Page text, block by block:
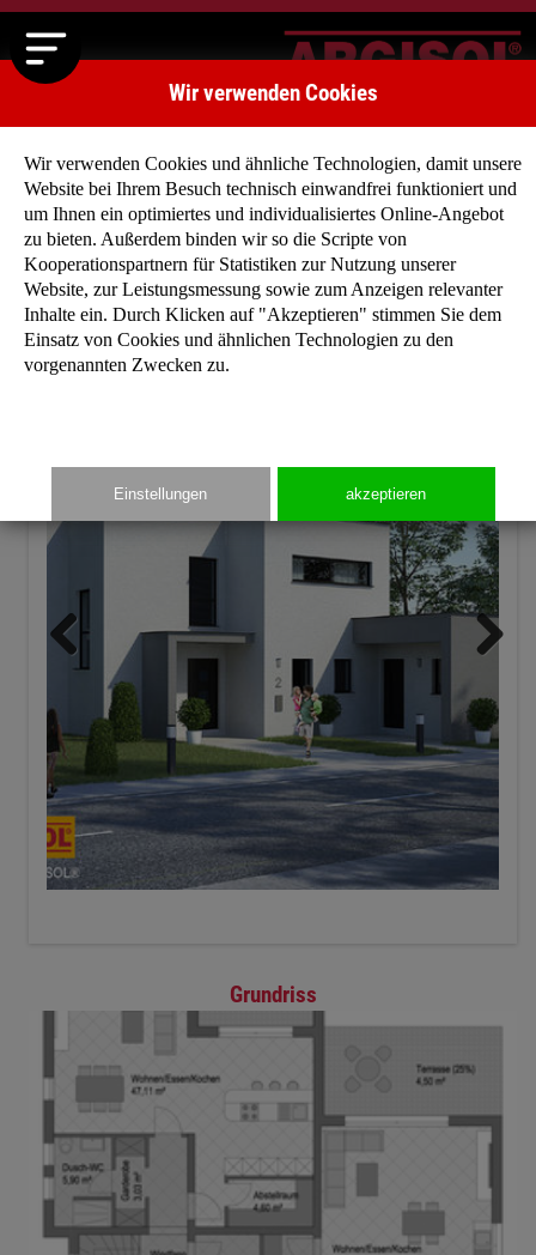
Startseite » Typenhäuser »Typenhaus Berlin
Zurück
Grundriss
Wir verwenden Cookies
Wir verwenden Cookies und ähnliche Technologien, damit unsere
Website bei Ihrem Besuch technisch einwandfrei funktioniert und
um Ihnen ein optimiertes und individualisiertes Online-Angebot
zu bieten. Außerdem binden wir so die Scripte von
Kooperationspartnern für Statistiken zur Nutzung unserer
Website, zur Leistungsmessung sowie zum Anzeigen relevanter
Inhalte ein. Durch Klicken auf "Akzeptieren" stimmen Sie dem
Einsatz von Cookies und ähnlichen Technologien zu den
vorgenannten Zwecken zu.
Einstellungen akzeptieren